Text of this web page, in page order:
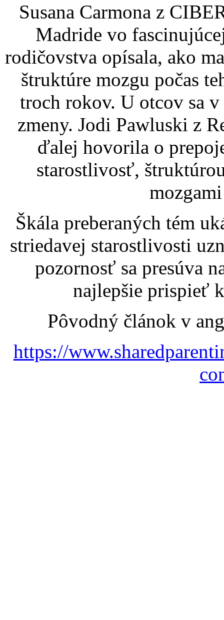
Susana Carmona z
Madride vo
rodičovstva opísala, ako
štruktúre mozgu počas
troch rokov. U otcov sa
zmeny. Jodi Pawluski z
ďalej hovorila o
starostlivosť,
Škála preberaných tém
striedavej starostlivosti
pozornosť sa presúva
najlepšie prispieť
Pôvodný článok v
https://